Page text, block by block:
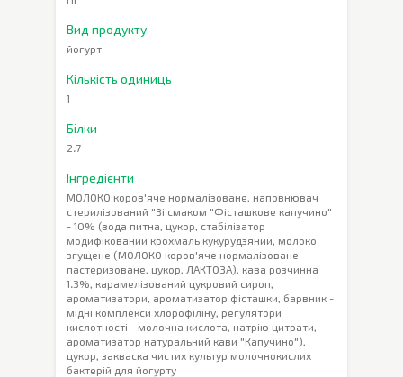
Вид продукту
йогурт
Кількість одиниць
1
Білки
2.7
Інгредієнти
МОЛОКО коров'яче нормалізоване, наповнювач
стерилізований "Зі смаком "Фісташкове капучино"
- 10% (вода питна, цукор, стабілізатор
модифікований крохмаль кукурудзяний, молоко
згущене (МОЛОКО коров'яче нормалізоване
пастеризоване, цукор, ЛАКТОЗА), кава розчинна
1.3%, карамелізований цукровий сироп,
ароматизатори, ароматизатор фісташки, барвник -
мідні комплекси хлорофіліну, регулятори
кислотності - молочна кислота, натрію цитрати,
ароматизатор натуральний кави "Капучино"),
цукор, закваска чистих культур молочнокислих
бактерій для йогурту